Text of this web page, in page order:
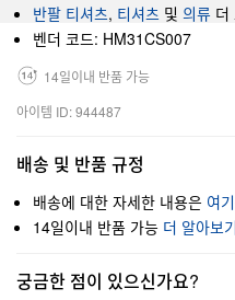
반팔 티셔츠, 티셔츠 및 의류 더
벤더 코드: HM31CS007
14일이내 반품 가능
아이템 ID: 944487
배송 및 반품 규정
배송에 대한 자세한 내용은 여기
14일이내 반품 가능 더 알아보기
궁금한 점이 있으신가요?